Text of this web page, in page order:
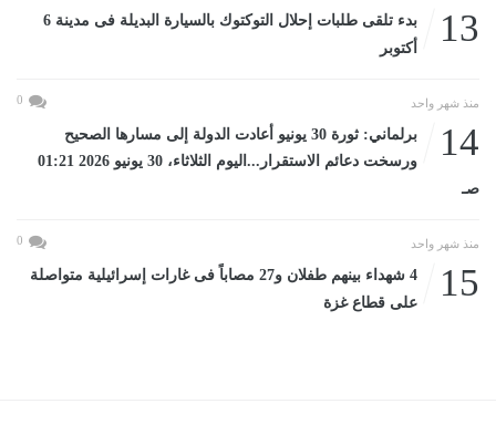
13
بدء تلقى طلبات إحلال التوكتوك بالسيارة البديلة فى مدينة 6
أكتوبر
منذ شهر واحد 0
14
برلماني: ثورة 30 يونيو أعادت الدولة إلى مسارها الصحيح
ورسخت دعائم الاستقرار...اليوم الثلاثاء، 30 يونيو 2026 01:21
صـ
منذ شهر واحد 0
15
4 شهداء بينهم طفلان و27 مصاباً فى غارات إسرائيلية متواصلة
على قطاع غزة